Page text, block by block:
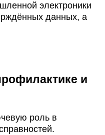
электроники
данных, а
и
роль в